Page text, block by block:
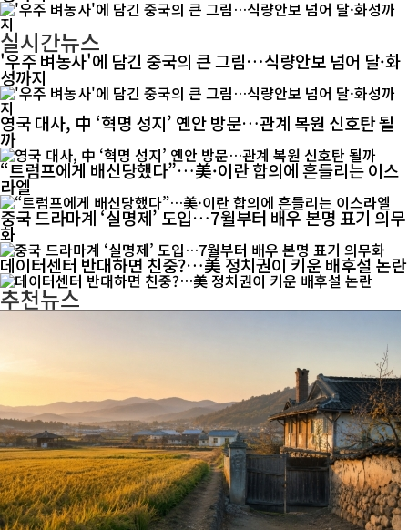
실시간뉴스
'우주 벼농사'에 담긴 중국의 큰 그림…식량안보 넘어 달·화
성까지
영국 대사, 中 ‘혁명 성지’ 옌안 방문…관계 복원 신호탄 될
까
“트럼프에게 배신당했다”…美·이란 합의에 흔들리는 이스
라엘
중국 드라마계 ‘실명제’ 도입…7월부터 배우 본명 표기 의무
화
데이터센터 반대하면 친중?…美 정치권이 키운 배후설 논란
추천뉴스